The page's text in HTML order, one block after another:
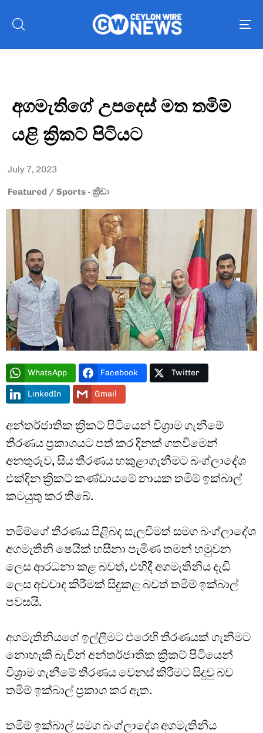
Type and hit enter
අගමැතිගේ උපදෙස් මත තමිම්
යළි ක්‍රිකට් පිටියට
July 7, 2023
Featured / Sports - ක්‍රීඩා
WhatsApp Facebook Twitter
LinkedIn Gmail
අන්තර්ජාතික ක්‍රිකට් පිටියෙන් විශ්‍රාම ගැනීමේ
තීරණය ප්‍රකාශයට පත් කර දිනක් ගතවිමෙන්
අනතුරුව, සිය තීරණය හකුළාගැනීමට බංග්ලාදේශ
එක්දින ක්‍රිකට් කණ්ඩායමේ නායක තමිම් ඉක්බාල්
කටයුතු කර තිබේ.
තමිම්ගේ තීරණය පිළිබද සැලවීමත් සමග බංග්ලාදේශ
අගමැතිනි ෂෙයික් හසීනා පැමිණ තමන් හමුවන
ලෙස ආරධනා කළ බවත්, එහිදී අගමැතිනිය දැඩි
ලෙස අවවාද කිරීමක් සිදුකළ බවත් තමිම් ඉක්බාල්
පවසයි.
අගමැතිනියගේ ඉල්ලීමට එරෙහි තීරණයක් ගැනීමට
නොහැකි බැවින් අන්තර්ජාතික ක්‍රිකට් පිටියෙන්
විශ්‍රාම ගැනීමේ තීරණය වෙනස් කිරීමට සිදුවු බව
තමිම් ඉක්බාල් ප්‍රකාශ කර ඇත.
තමිම් ඉක්බාල් සමග බංග්ලාදේශ අගමැතිනිය